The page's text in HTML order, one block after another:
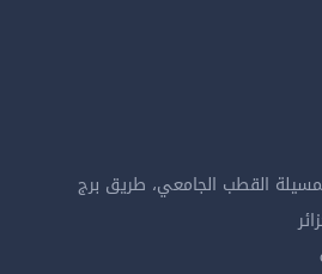
القطب الجامعي، طريق برج